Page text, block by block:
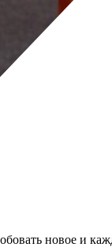
новое и